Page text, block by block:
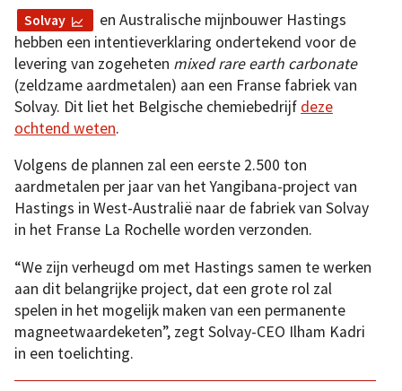
Solvay
en Australische mijnbouwer Hastings
hebben een intentieverklaring ondertekend voor de
levering van zogeheten mixed rare earth carbonate
(zeldzame aardmetalen) aan een Franse fabriek van
Solvay. Dit liet het Belgische chemiebedrijf deze
ochtend weten.
Volgens de plannen zal een eerste 2.500 ton
aardmetalen per jaar van het Yangibana-project van
Hastings in West-Australië naar de fabriek van Solvay
in het Franse La Rochelle worden verzonden.
“We zijn verheugd om met Hastings samen te werken
aan dit belangrijke project, dat een grote rol zal
spelen in het mogelijk maken van een permanente
magneetwaardeketen”, zegt Solvay-CEO Ilham Kadri
in een toelichting.